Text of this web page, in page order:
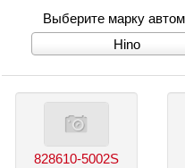
Выберите марку
Hino
марку
автомобиля:
828610-5002S